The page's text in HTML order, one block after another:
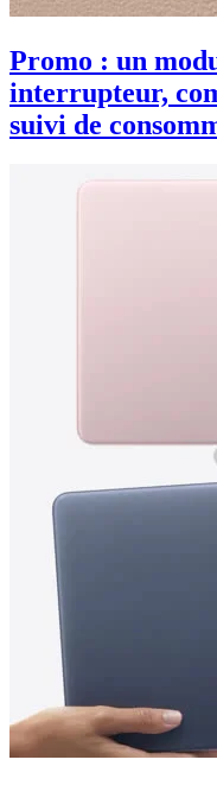
Promo : un
interrupteur,
suivi de